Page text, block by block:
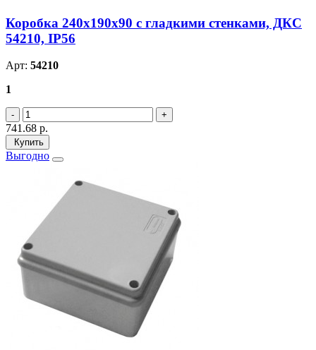
Коробка 240х190х90 с гладкими стенками, ДКС
54210, IP56
Арт: 54210
1
741.68 р.
Купить
Выгодно